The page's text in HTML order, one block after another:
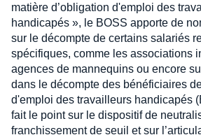
matière d’obligation d'emploi des
handicapés », le BOSS apporte de
sur le décompte de certains salariés
spécifiques, comme les associations
agences de mannequins ou encore
dans le décompte des bénéficiaires
d'emploi des travailleurs handicapés
fait le point sur le dispositif de
franchissement de seuil et sur